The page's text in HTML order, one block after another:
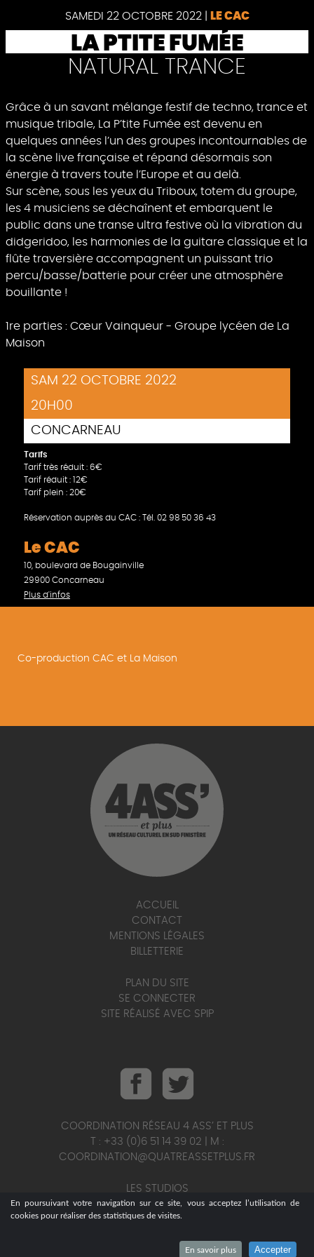
En poursuivant votre navigation sur ce site, vous acceptez l’utilisation de
cookies pour réaliser des statistiques de visites.
En savoir plus Accepter
SAMEDI 22 OCTOBRE 2022 LE CAC
LA PTITE FUMÉE
NATURAL TRANCE
Grâce à un savant mélange festif de techno, trance et
musique tribale, La P’tite Fumée est devenu en
quelques années l’un des groupes incontournables de
la scène live française et répand désormais son
énergie à travers toute l’Europe et au delà.
Sur scène, sous les yeux du Triboux, totem du groupe,
les 4 musiciens se déchaînent et embarquent le
public dans une transe ultra festive où la vibration du
didgeridoo, les harmonies de la guitare classique et la
flûte traversière accompagnent un puissant trio
percu/basse/batterie pour créer une atmosphère
bouillante !
1re parties : Cœur Vainqueur - Groupe lycéen de La
Maison
SAM 22 OCTOBRE 2022
20H00
CONCARNEAU
Tarifs
Tarif très réduit : 6€
Tarif réduit : 12€
Tarif plein : 20€
Réservation auprès du CAC : Tél. 02 98 50 36 43
Le CAC
10, boulevard de Bougainville
29900 Concarneau
Plus d'infos
Co-production CAC et La Maison
ACCUEIL
CONTACT
MENTIONS LÉGALES
BILLETTERIE
PLAN DU SITE
SE CONNECTER
SITE RÉALISÉ AVEC SPIP
COORDINATION RÉSEAU 4 ASS’ ET PLUS
T : +33 (0)6 51 14 39 02 | M :
COORDINATION@QUATREASSETPLUS.FR
LES STUDIOS
T : +33 (0)6 95 25 56 75 | M :
STUDIOS@QUATREASSETPLUS.FR